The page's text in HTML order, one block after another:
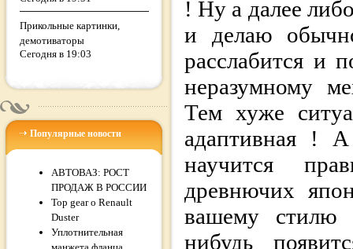
Прикольные картинки,
демотиваторы
Сегодня в 19:03
Популярные новости
АВТОВАЗ: РОСТ
ПРОДАЖ В РОССИИ
Top gear о Renault
Duster
Уплотнительная
! Ну а далее
и делаю
расслабится и
неразумному
Тем хуже
адаптивная !
научится
древнючих
вашему стилю
нибудь